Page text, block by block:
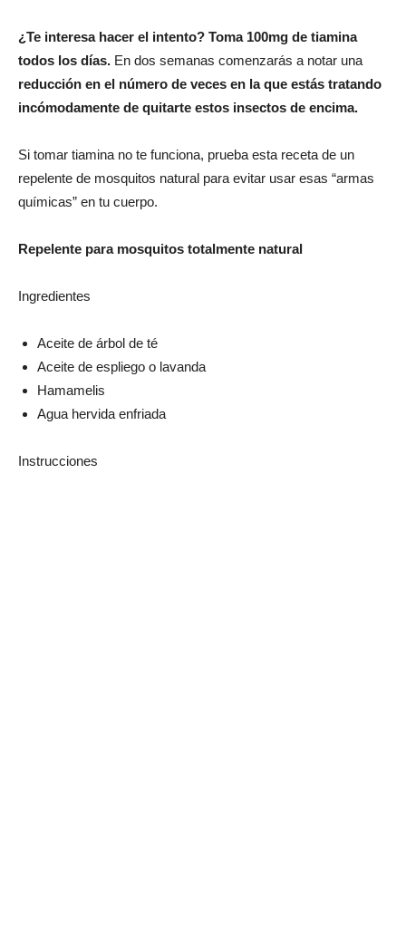
¿Te interesa hacer el intento? Toma 100mg de tiamina
todos los días. En dos semanas comenzarás a notar una
reducción en el número de veces en la que estás tratando
incómodamente de quitarte estos insectos de encima.
Si tomar tiamina no te funciona, prueba esta receta de un
repelente de mosquitos natural para evitar usar esas “armas
químicas” en tu cuerpo.
Repelente para mosquitos totalmente natural
Ingredientes
Aceite de árbol de té
Aceite de espliego o lavanda
Hamamelis
Agua hervida enfriada
Instrucciones